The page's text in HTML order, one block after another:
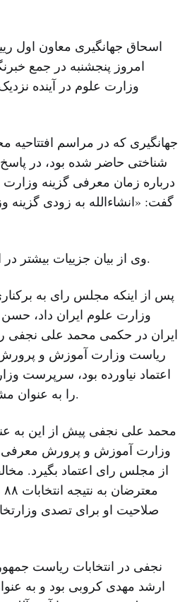
اسحاق جهانگیری معاون اول
امروز پنجشنبه در جمع
وزارت علوم در آینده
جهانگیری که در مراسم افتتاحیه
شناختی حاضر شده بود، در
درباره زمان معرفی گزینه
گفت: «انشاءالله به زودی
وی از بیان جزییات بیشتر در این باره خودداری کرد.
پس از اینکه مجلس رای به
وزارت علوم ایران داد،
ایران در حکمی محمد علی نجفی
ریاست وزارت آموزش و
اعتماد نیاورده بود، سرپرست
را به عنوان مشاور خود منصوب کرد.
محمد علی نجفی پیش از این به
وزارت آموزش و پرورش معرفی
از مجلس رای اعتماد بگیرد.
ارشد مهدی کروبی بود و به